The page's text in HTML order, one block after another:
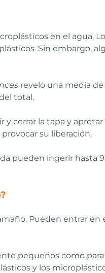
en el agua.
Sin embargo,
reveló una media
total.
y cerrar la tapa y
su liberación.
pueden ingerir hasta
Pueden entrar en
pequeños como
y los